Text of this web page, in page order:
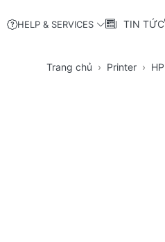
HELP & SERVICES TIN TỨC
Trang chủ Printer HP